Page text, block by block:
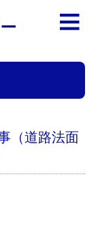
（道路法面